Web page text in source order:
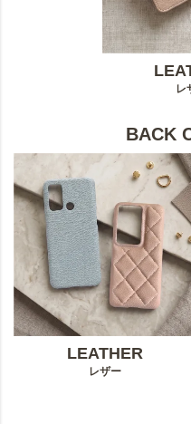
レ
BACK
LEATHER
レザー